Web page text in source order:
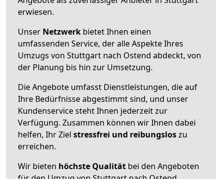
erwiesen.
Unser Netzwerk bietet Ihnen einen
umfassenden Service, der alle Aspekte Ihres
Umzugs von Stuttgart nach Ostend abdeckt, von
der Planung bis hin zur Umsetzung.
Die Angebote umfasst Dienstleistungen, die auf
Ihre Bedürfnisse abgestimmt sind, und unser
Kundenservice steht Ihnen jederzeit zur
Verfügung. Zusammen können wir Ihnen dabei
helfen, Ihr Ziel stressfrei und reibungsloszu
erreichen.
Wir bieten höchste Qualität bei den Angeboten